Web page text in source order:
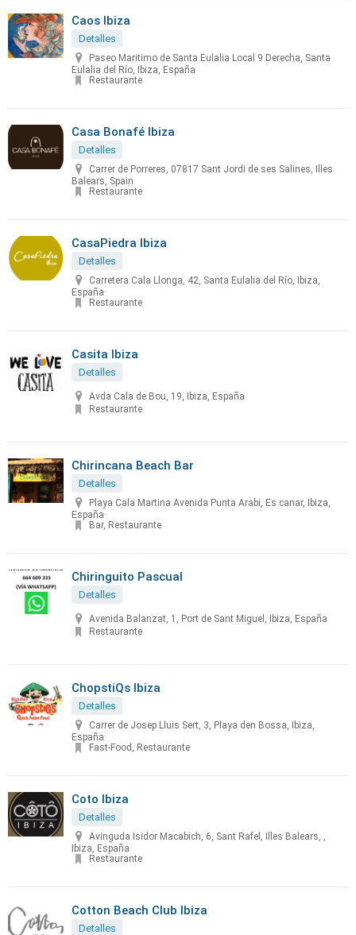
Caos Ibiza
Detalles
Paseo Maritimo de Santa Eulalia Local 9 Derecha, Santa
Eulalia del Río, Ibiza, España
Restaurante
Casa Bonafé Ibiza
Detalles
Carrer de Porreres, 07817 Sant Jordi de ses Salines, Illes
Balears, Spain
Restaurante
CasaPiedra Ibiza
Detalles
Carretera Cala Llonga, 42, Santa Eulalia del Río, Ibiza,
España
Restaurante
Casita Ibiza
Detalles
Avda Cala de Bou, 19, Ibiza, España
Restaurante
Chirincana Beach Bar
Detalles
Playa Cala Martina Avenida Punta Arabi, Es canar, Ibiza,
España
Bar, Restaurante
Chiringuito Pascual
Detalles
Avenida Balanzat, 1, Port de Sant Miguel, Ibiza, España
Restaurante
ChopstiQs Ibiza
Detalles
Carrer de Josep Lluis Sert, 3, Playa den Bossa, Ibiza,
España
Fast-Food, Restaurante
Coto Ibiza
Detalles
Avinguda Isidor Macabich, 6, Sant Rafel, Illes Balears, ,
Ibiza, España
Restaurante
Cotton Beach Club Ibiza
Detalles